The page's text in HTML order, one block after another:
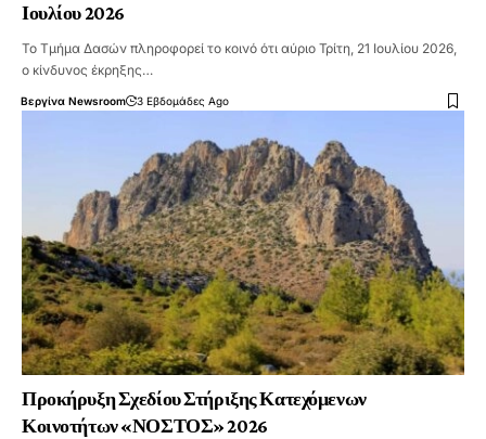
Ιουλίου 2026
Το Τμήμα Δασών πληροφορεί το κοινό ότι αύριο Τρίτη, 21 Ιουλίου 2026,
ο κίνδυνος έκρηξης…
Βεργίνα Newsroom 3 Εβδομάδες Ago
Προκήρυξη Σχεδίου Στήριξης Κατεχόμενων
Κοινοτήτων «ΝΟΣΤΟΣ» 2026